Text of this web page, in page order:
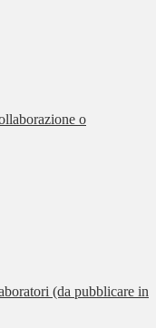
o
(da pubblicare in